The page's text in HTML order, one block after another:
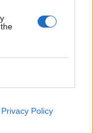
Privacy Policy
14 MAX
14 MIN